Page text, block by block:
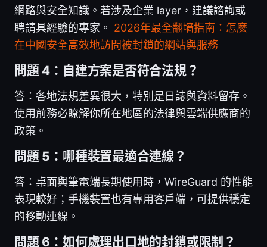
網路與安全知識。若涉及企業 layer，建議諮詢或
聘請具經驗的專家。 2026年最全翻墙指南：怎麼
在中國安全高效地訪問被封鎖的網站與服務
問題 4：自建方案是否符合法規？
答：各地法規差異很大，特別是日誌與資料留存。
使用前務必瞭解你所在地區的法律與雲端供應商的
政策。
問題 5：哪種裝置最適合連線？
答：桌面與筆電端長期使用時，WireGuard 的性能
表現較好；手機裝置也有專用客戶端，可提供穩定
的移動連線。
問題 6：如何處理出口地的封鎖或限制？